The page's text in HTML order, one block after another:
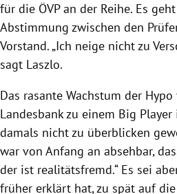
für die ÖVPan der Reihe. Es
Abstimmung zwischen den
Vorstand. „Ich neige nicht zu
sagt Laszlo.
Das rasante Wachstum der
Landesbank zu einem Big Player
damals nicht zu überblicken
war von Anfang an absehbar,
der ist realitätsfremd.“ Es sei
früher erklärt hat, zu spät auf